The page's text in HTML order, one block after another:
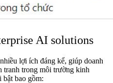
AI solutions
lợi ích đáng kể, giúp doanh
tranh trong môi trường kinh
bao gồm: